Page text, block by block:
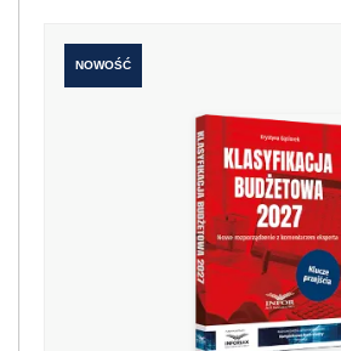
NOWOŚĆ